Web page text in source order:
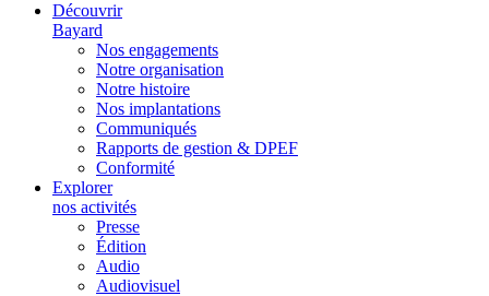
Découvrir
Bayard
Nos engagements
Notre organisation
Notre histoire
Nos implantations
Communiqués
Rapports de gestion & DPEF
Conformité
Explorer
nos activités
Presse
Édition
Audio
Audiovisuel